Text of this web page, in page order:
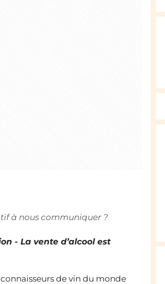
à nous communiquer ?
- La vente d’alcool est
de vin du monde